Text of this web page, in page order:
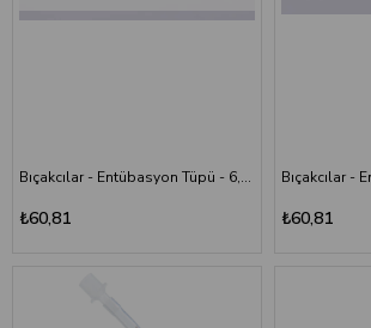
Bıçakcılar - Entübasyon Tüpü - 6,5 mm - Kaflı
₺60,81 ₺60,81